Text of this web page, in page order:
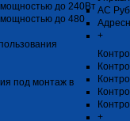
до 240Вт
до 480
под монтаж в
АС
+
+